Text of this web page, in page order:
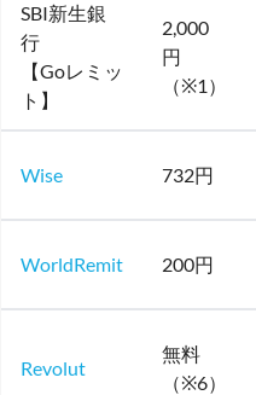
SBI新生銀
行
【Goレミッ
ト】
2,000
円
（※1）
Wise 732円
WorldRemit 200円
Revolut
無料
（※6）